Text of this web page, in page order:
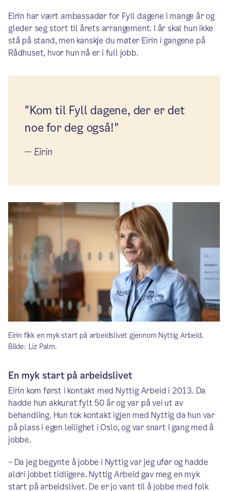
Eirin har vært ambassadør for Fyll dagene i mange år og
gleder seg stort til årets arrangement. I år skal hun ikke
stå på stand, men kanskje du møter Eirin i gangene på
Rådhuset, hvor hun nå er i full jobb.
"Kom til Fyll dagene, der er det
noe for deg også!"
— Eirin
Eirin fikk en myk start på arbeidslivet gjennom Nyttig Arbeid.
Bilde: Liz Palm.
En myk start på arbeidslivet
Eirin kom først i kontakt med Nyttig Arbeid i 2013. Da
hadde hun akkurat fylt 50 år og var på vei ut av
behandling. Hun tok kontakt igjen med Nyttig da hun var
på plass i egen leilighet i Oslo, og var snart i gang med å
jobbe.
– Da jeg begynte å jobbe i Nyttig var jeg ufør og hadde
aldri jobbet tidligere. Nyttig Arbeid gav meg en myk
start på arbeidslivet. De er jo vant til å jobbe med folk